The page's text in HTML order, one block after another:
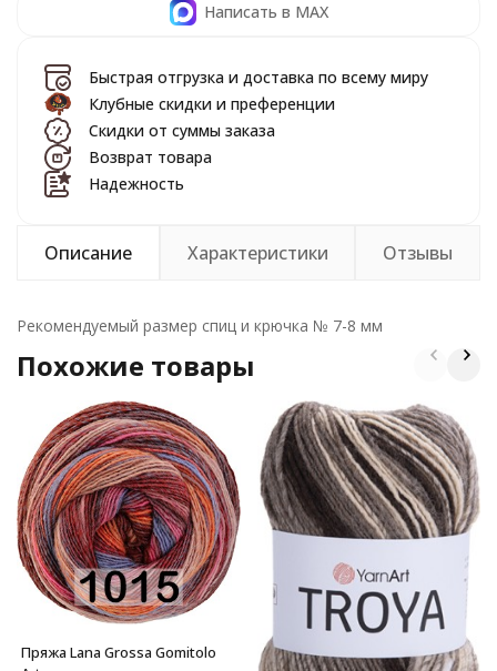
Написать в MAX
Быстрая отгрузка и доставка по всему миру
Клубные скидки и преференции
Скидки от суммы заказа
Возврат товара
Надежность
Описание Характеристики Отзывы
Рекомендуемый размер спиц и крючка № 7-8 мм
Похожие товары
Пряжа Lana Grossa Gomitolo